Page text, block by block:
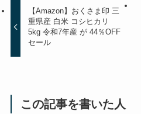
【Amazon】おくさま印 三
重県産 白米 コシヒカリ
5kg 令和7年産 が 44％OFF
セール
この記事を書いた人